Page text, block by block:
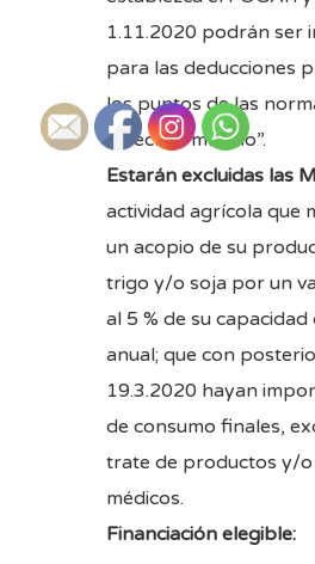
1.11.2020 podrán ser
para las deducciones
los puntos de las
“Efectivo mínimo”.
Estarán excluidas las
actividad agrícola que
un acopio de su
trigo y/o soja por un
al 5 % de su capacidad
anual; que con
19.3.2020 hayan
de consumo finales,
trate de productos y/o
médicos.
Financiación elegible: